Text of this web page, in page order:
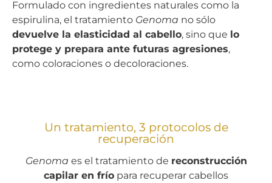
Formulado con ingredientes naturales como la
espirulina, el tratamiento Genoma no sólo
devuelve la elasticidad al cabello, sino que lo
protege y prepara ante futuras agresiones,
como coloraciones o decoloraciones.
Un tratamiento, 3 protocolos de
recuperación
Genoma es el tratamiento de reconstrucción
capilar en frío para recuperar cabellos